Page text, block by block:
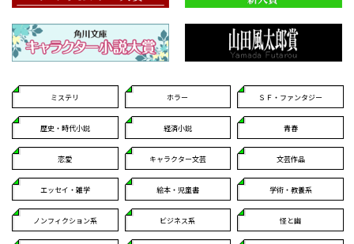
ミステリ ホラー ＳＦ・ファンタジー
歴史・時代小説 経済小説 青春
恋愛 キャラクター文芸 文芸作品
エッセイ・雑学 絵本・児童書 学術・教養系
ノンフィクション系 ビジネス系 怪と幽